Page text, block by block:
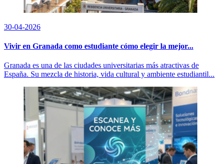
30-04-2026
Vivir en Granada como estudiante cómo elegir la mejor...
Granada es una de las ciudades universitarias más atractivas de
España. Su mezcla de historia, vida cultural y ambiente estudiantil...